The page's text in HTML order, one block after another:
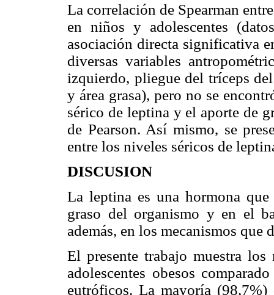
La correlación de Spearman
en niños y adolescentes
asociación directa significativa
diversas variables
izquierdo, pliegue del tríceps
y área grasa), pero no se
sérico de leptina y el aporte de
de Pearson. Así mismo, se
entre los niveles séricos de
DISCUSION
La leptina es una hormona
graso del organismo y en el
además, en los mecanismos
El presente trabajo muestra
adolescentes obesos
eutróficos. La mayoría